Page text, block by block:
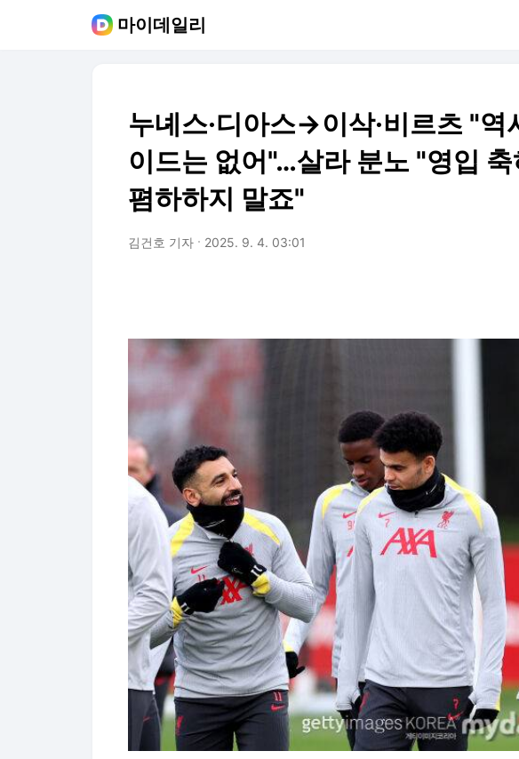
마이데일리
누녜스·디아스→이삭·비르츠 "역
이드는 없어"…살라 분노 "영입
폄하하지 말죠"
김건호 기자 2025. 9. 4. 03:01